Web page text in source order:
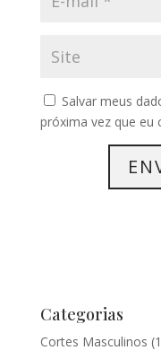
Salvar meus
próxima vez que eu
Categorias
Cortes Masculinos